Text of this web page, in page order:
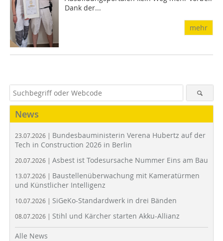
Dank der...
mehr
News
23.07.2026 | Bundesbauministerin Verena Hubertz auf der
Tech in Construction 2026 in Berlin
20.07.2026 | Asbest ist Todesursache Nummer Eins am Bau
13.07.2026 | Baustellenüberwachung mit Kameratürmen
und Künstlicher Intelligenz
10.07.2026 | SiGeKo-Standardwerk in drei Bänden
08.07.2026 | Stihl und Kärcher starten Akku-Allianz
Alle News